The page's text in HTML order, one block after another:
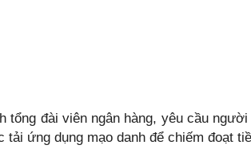
tổng đài viên ngân hàng, yêu cầu
tải ứng dụng mạo danh để chiếm đoạt